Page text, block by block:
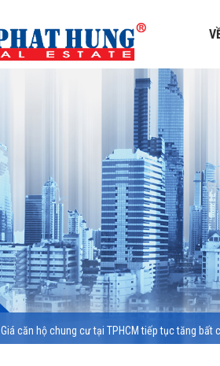
Giá căn hộ chung cư tại TPHCM tiếp tục tăng bất